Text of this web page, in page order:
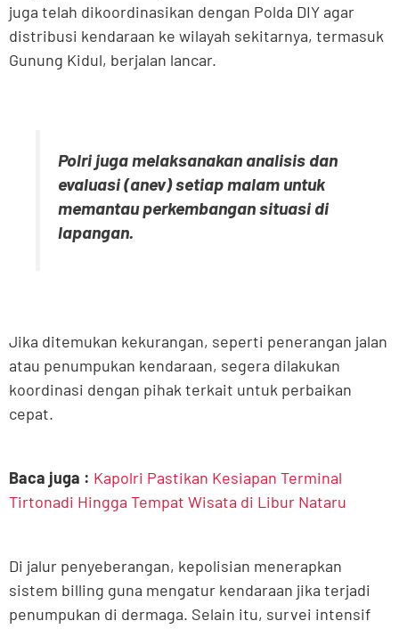
juga telah dikoordinasikan dengan Polda DIY agar
distribusi kendaraan ke wilayah sekitarnya, termasuk
Gunung Kidul, berjalan lancar.
Polri juga melaksanakan analisis dan
evaluasi (anev) setiap malam untuk
memantau perkembangan situasi di
lapangan.
Jika ditemukan kekurangan, seperti penerangan jalan
atau penumpukan kendaraan, segera dilakukan
koordinasi dengan pihak terkait untuk perbaikan
cepat.
Baca juga : Kapolri Pastikan Kesiapan Terminal
Tirtonadi Hingga Tempat Wisata di Libur Nataru
Di jalur penyeberangan, kepolisian menerapkan
sistem billing guna mengatur kendaraan jika terjadi
penumpukan di dermaga. Selain itu, survei intensif